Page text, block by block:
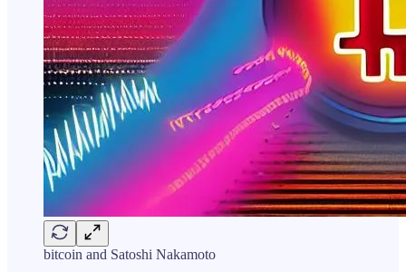
bitcoin and Satoshi Nakamoto